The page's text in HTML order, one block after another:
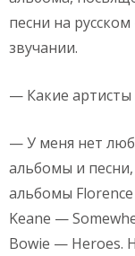
песни на
звучании.
— Какие артисты
— У меня нет
альбомы и
альбомы
Keane —
Bowie — Heroes.